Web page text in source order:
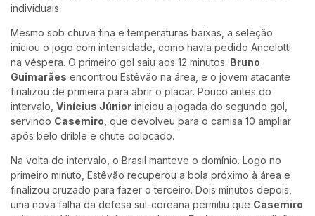
individuais.
Mesmo sob chuva fina e temperaturas baixas, a seleção
iniciou o jogo com intensidade, como havia pedido Ancelotti
na véspera. O primeiro gol saiu aos 12 minutos: Bruno
Guimarães encontrou Estêvão na área, e o jovem atacante
finalizou de primeira para abrir o placar. Pouco antes do
intervalo, Vinícius Júnior iniciou a jogada do segundo gol,
servindo Casemiro , que devolveu para o camisa 10 ampliar
após belo drible e chute colocado.
Na volta do intervalo, o Brasil manteve o domínio. Logo no
primeiro minuto, Estêvão recuperou a bola próximo à área e
finalizou cruzado para fazer o terceiro. Dois minutos depois,
uma nova falha da defesa sul-coreana permitiu que Casemiro